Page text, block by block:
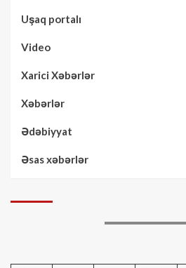
Uşaq portalı
Video
Xarici Xəbərlər
Xəbərlər
Ədəbiyyat
Əsas xəbərlər